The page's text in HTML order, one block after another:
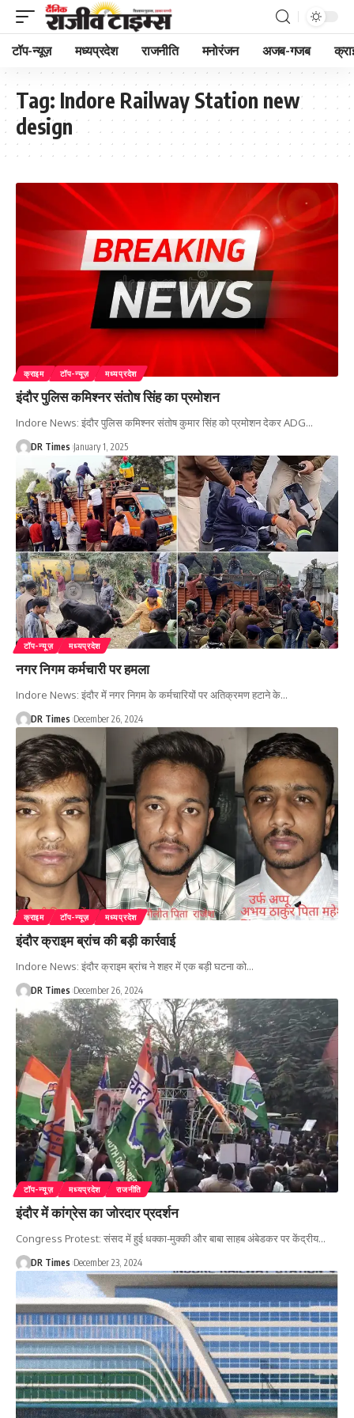
टॉप-न्यूज़ मध्यप्रदेश राजनीति मनोरंजन अजब-गजब
Tag: Indore Railway Station new
design
क्राइम टॉप-न्यूज़ मध्यप्रदेश
इंदौर पुलिस कमिश्नर संतोष सिंह का प्रमोशन
Indore News: इंदौर पुलिस कमिश्नर संतोष कुमार सिंह को प्रमोशन देकर ADG…
DR Times January 1, 2025
टॉप-न्यूज़ मध्यप्रदेश
नगर निगम कर्मचारी पर हमला
Indore News: इंदौर में नगर निगम के कर्मचारियों पर अतिक्रमण हटाने के…
DR Times December 26, 2024
क्राइम टॉप-न्यूज़ मध्यप्रदेश
इंदौर क्राइम ब्रांच की बड़ी कार्रवाई
Indore News: इंदौर क्राइम ब्रांच ने शहर में एक बड़ी घटना को…
DR Times December 26, 2024
टॉप-न्यूज़ मध्यप्रदेश राजनीति
इंदौर में कांग्रेस का जोरदार प्रदर्शन
Congress Protest: संसद में हुई धक्का-मुक्की और बाबा साहब अंबेडकर पर केंद्रीय…
DR Times December 23, 2024